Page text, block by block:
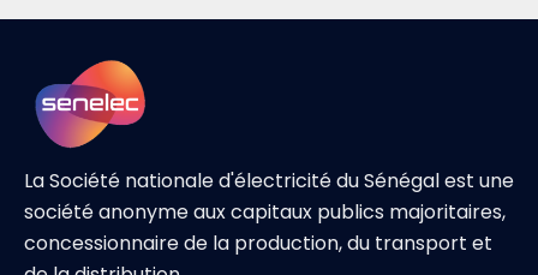
La Société nationale d'électricité du Sénégal est une
société anonyme aux capitaux publics majoritaires,
concessionnaire de la production, du transport et